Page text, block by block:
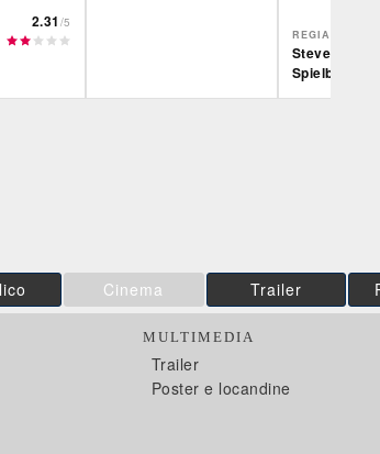
2.31 /5
REGIA
Steven
Spielberg
Cinema Trailer
MULTIMEDIA
Trailer
Poster e locandine